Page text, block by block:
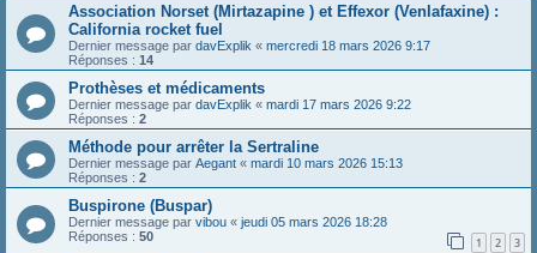
Association Norset (Mirtazapine ) et Effexor (Venlafaxine) :
California rocket fuel
Dernier message par davExplik « mercredi 18 mars 2026 9:17
Réponses : 14
Prothèses et médicaments
Dernier message par davExplik « mardi 17 mars 2026 9:22
Réponses : 2
Méthode pour arrêter la Sertraline
Dernier message par Aegant « mardi 10 mars 2026 15:13
Réponses : 2
Buspirone (Buspar)
Dernier message par vibou « jeudi 05 mars 2026 18:28
Réponses : 50 1 2 3